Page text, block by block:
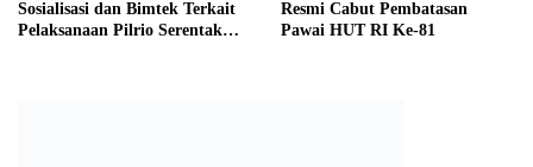
Sosialisasi dan Bimtek Terkait
Pelaksanaan Pilrio Serentak
Resmi Cabut Pembatasan
Pawai HUT RI Ke-81